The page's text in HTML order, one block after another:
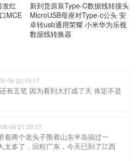
发红
MCE
新到货原装Type-C数据线转接头
MicroUSB母座对Type-c公头 安
卓转usb通用荣耀 小米华为乐视
数据线转换器
06 22:15:17
有五笔 因为看到大打成了天 肯定不是
06 21:30:17
着两个老头子围着山东半岛搞过一
太多了，回程广东，今天已到了江西